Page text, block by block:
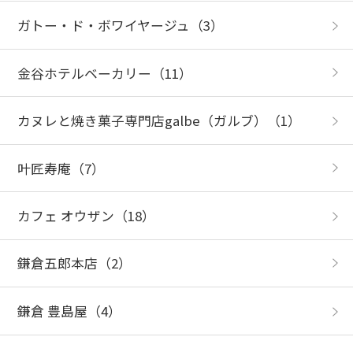
ガトー・ド・ボワイヤージュ （3）
金谷ホテルベーカリー （11）
カヌレと焼き菓子専門店galbe（ガルブ） （1）
叶匠寿庵 （7）
カフェ オウザン （18）
鎌倉五郎本店 （2）
鎌倉 豊島屋 （4）